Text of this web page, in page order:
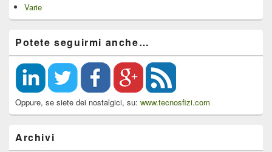
Varie
Potete seguirmi anche…
Oppure, se siete dei nostalgici, su: www.tecnosfizi.com
Archivi